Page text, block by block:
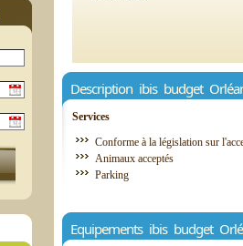
Description ibis budget
Services
Conforme à la législation sur
Animaux acceptés
Parking
Equipements ibis budget